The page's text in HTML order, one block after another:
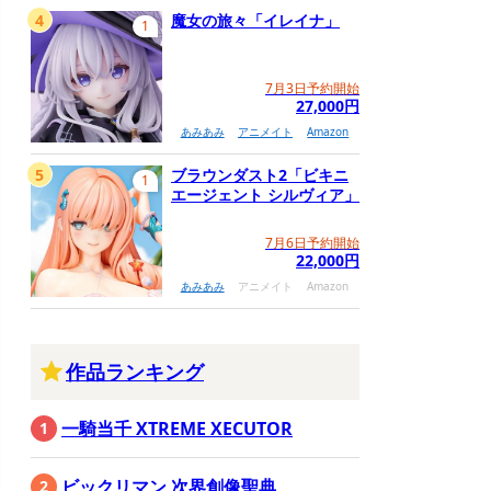
魔女の旅々「イレイナ」
7月3日予約開始
27,000円
あみあみ アニメイト Amazon
1
4
ブラウンダスト2「ビキニ
エージェント シルヴィア」
7月6日予約開始
22,000円
あみあみ アニメイト Amazon
1
5
作品ランキング
一騎当千 XTREME XECUTOR